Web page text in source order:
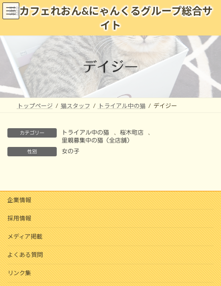
コ
ン
ン
ツ
へ
ッ
プ
ナ
ビ
ー
シ
ョ
移
動
猫カフェれおん&にゃんくるグループ総合サ
イト
デイジー
トップページ 猫スタッフ トライアル中の猫 デイジー
カテゴリー トライアル中の猫 桜木町店
里親募集中の猫（全店舗）
性別 女の子
企業情報
採用情報
メディア掲載
よくある質問
リンク集